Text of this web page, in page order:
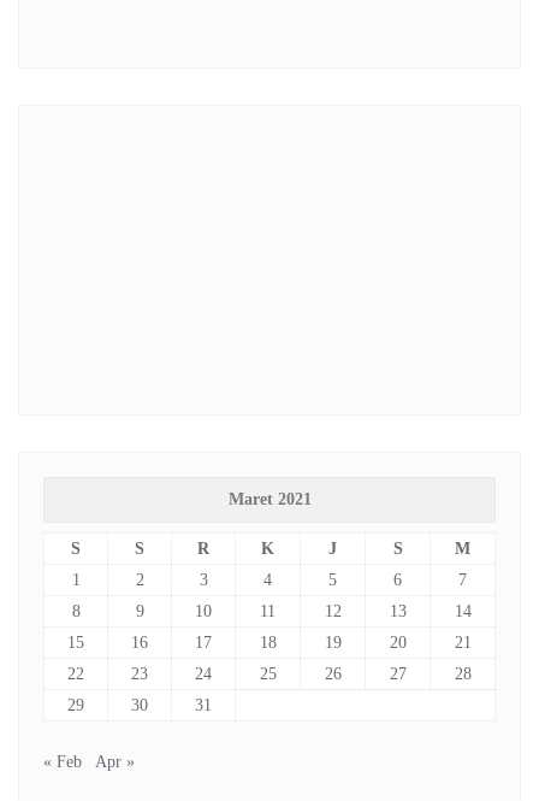
Maret 2021
S S R K J S
M
1
2 3 4 5 6
7
8
9 10 11 12 13
14
15
16 17 18 19 20
21
22
23 24 25 26 27
28
29
30 31
« Feb Apr »